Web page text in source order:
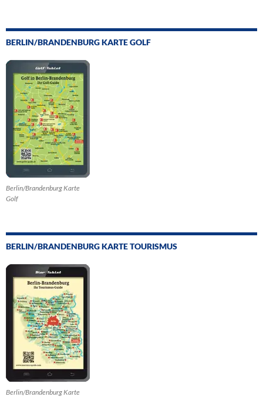
BERLIN/BRANDENBURG KARTE GOLF
Berlin/Brandenburg Karte
Golf
BERLIN/BRANDENBURG KARTE TOURISMUS
Berlin/Brandenburg Karte